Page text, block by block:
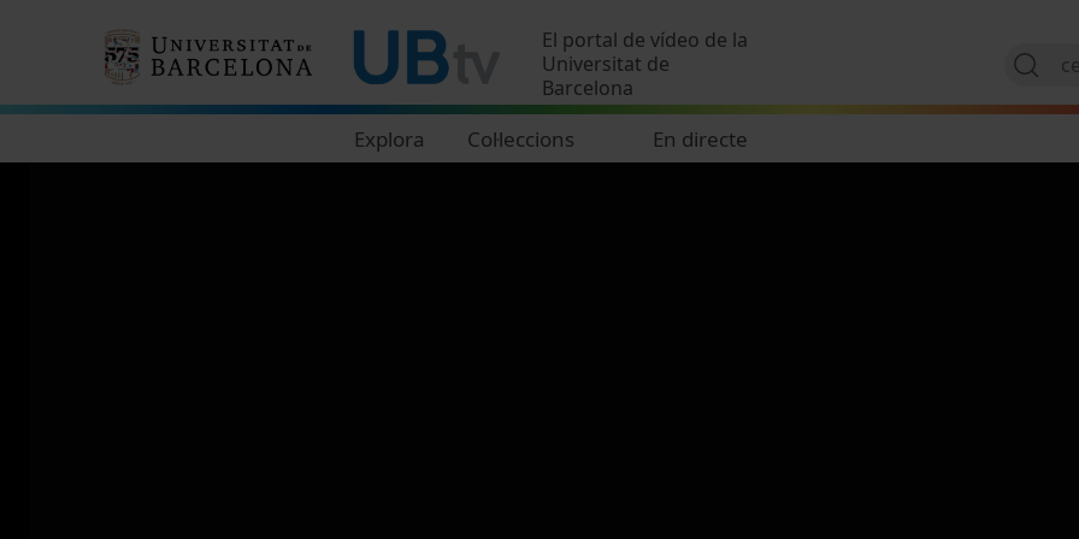
El portal de vídeo de la
Universitat de
Barcelona
Explora Col·leccions En directe